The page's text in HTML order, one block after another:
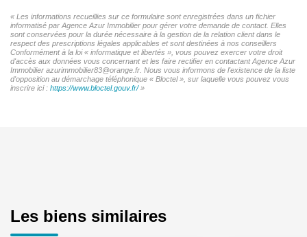
« Les informations recueillies sur ce formulaire sont enregistrées dans un fichier
informatisé par Agence Azur Immobilier pour gérer votre demande de contact. Elles
sont conservées pour la durée nécessaire à la gestion de la relation client dans le
respect des prescriptions légales applicables et sont destinées à nos conseillers
Conformément à la loi « informatique et libertés », vous pouvez exercer votre droit
d'accès aux données vous concernant et les faire rectifier en contactant Agence Azur
Immobilier azurimmobilier83@orange.fr. Nous vous informons de l'existence de la liste
d'opposition au démarchage téléphonique « Bloctel », sur laquelle vous pouvez vous
inscrire ici : https://www.bloctel.gouv.fr/»
Les biens similaires